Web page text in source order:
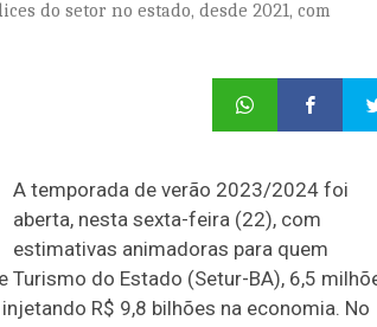
do setor no estado, desde 2021, com
A temporada de verão 2023/2024 foi
aberta, nesta sexta-feira (22), com
estimativas animadoras para quem
Turismo do Estado (Setur-BA), 6,5
R$ 9,8 bilhões na economia. No